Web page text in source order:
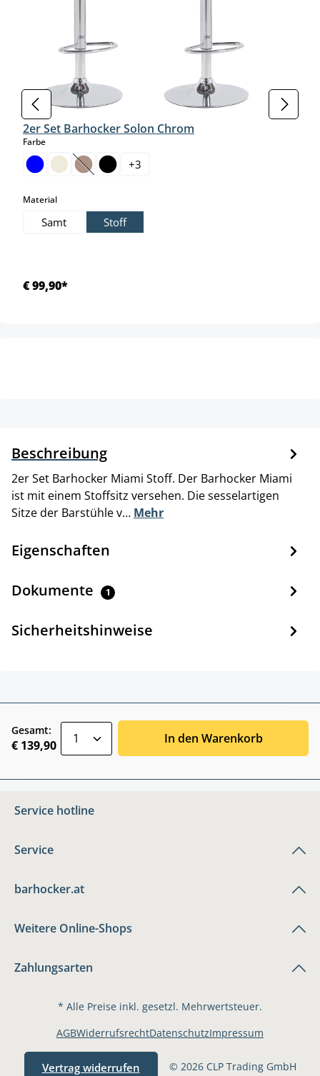
2er Set Barhocker Solon Chrom
Farbeauswählen
(Diese Option ist zurzeit nicht verfügbar.)
+3
Materialauswählen
Samt Stoff
€ 99,90*
Beschreibung
2er Set Barhocker Miami Stoff. Der Barhocker Miami
ist mit einem Stoffsitz versehen. Die sesselartigen
Sitze der Barstühle v… Mehr
Eigenschaften
Dokumente 1
Sicherheitshinweise
Gesamt:
€ 139,90 In den Warenkorb
Service hotline
Service
barhocker.at
Weitere Online-Shops
Zahlungsarten
* Alle Preise inkl. gesetzl. Mehrwertsteuer.
Vertrag widerrufen © 2026 CLP Trading GmbH
AGBWiderrufsrechtDatenschutzImpressum